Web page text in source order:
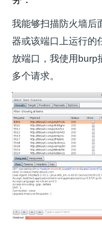
我能够扫描防火墙后
器或该端口上运行的
放端口，我使用burp
多个请求。